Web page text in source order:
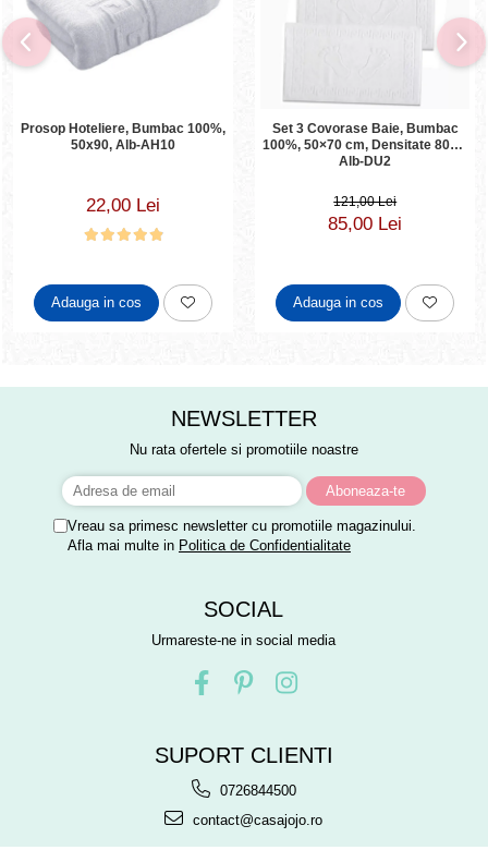
Prosop Hoteliere, Bumbac 100%,
50x90, Alb-AH10
22,00 Lei
Adauga in cos
Set 3 Covorase Baie, Bumbac
100%, 50×70 cm, Densitate 800g,
Alb-DU2
121,00 Lei
85,00 Lei
Adauga in cos
NEWSLETTER
Nu rata ofertele si promotiile noastre
Vreau sa primesc newsletter cu promotiile magazinului.
Afla mai multe in Politica de Confidentialitate
SOCIAL
Urmareste-ne in social media
SUPORT CLIENTI
0726844500
contact@casajojo.ro